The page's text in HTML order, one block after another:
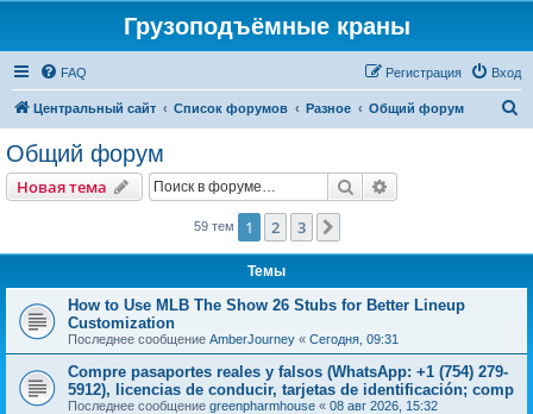
Грузоподъёмные краны
FAQ Вход
Регистрация
Центральный сайт Список форумов Разное Общий форум
Общий форум
Новая тема Поиск
59 тем 1 2 3
Темы
How to Use MLB The Show 26 Stubs for Better Lineup
Customization
Последнее сообщение AmberJourney « Сегодня, 09:31
Compre pasaportes reales y falsos (WhatsApp: +1 (754) 279-
5912), licencias de conducir, tarjetas de identificación; comp
Последнее сообщение greenpharmhouse « 08 авг 2026, 15:32